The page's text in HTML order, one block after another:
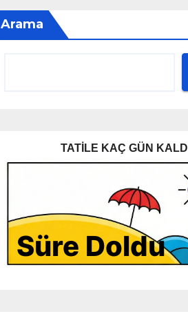
Arama
TATİLE KAÇ GÜN KALDI
Süre Doldu